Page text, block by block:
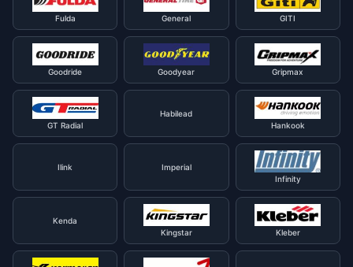
Fulda General GITI
Goodride Goodyear Gripmax
GT Radial
Habilead
Hankook
Ilink
Imperial
Infinity
Kenda
Kingstar
Kleber